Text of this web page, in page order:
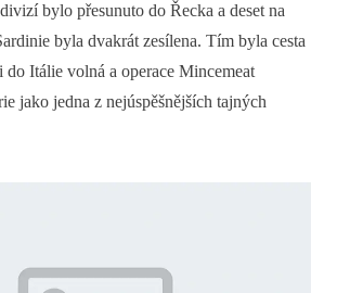
bylo přesunuto do Řecka a deset na
byla dvakrát zesílena. Tím byla cesta
Itálie volná a operace Mincemeat
jako jedna z nejúspěšnějších tajných